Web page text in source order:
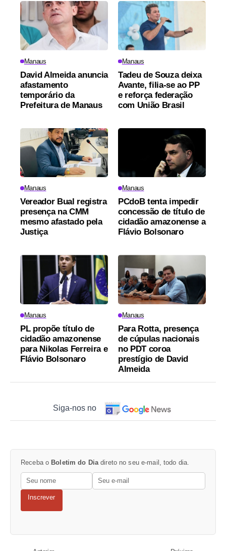
Manaus
David Almeida anuncia
afastamento
temporário da
Prefeitura de Manaus
Manaus
Tadeu de Souza deixa
Avante, filia-se ao PP
e reforça federação
com União Brasil
Manaus
Vereador Bual registra
presença na CMM
mesmo afastado pela
Justiça
Manaus
PCdoB tenta impedir
concessão de título de
cidadão amazonense a
Flávio Bolsonaro
Manaus
PL propõe título de
cidadão amazonense
para Nikolas Ferreira e
Flávio Bolsonaro
Manaus
Para Rotta, presença
de cúpulas nacionais
no PDT coroa
prestígio de David
Almeida
Siga-nos no
Receba o Boletim do Diadireto no seu e-mail, todo dia.
Inscrever